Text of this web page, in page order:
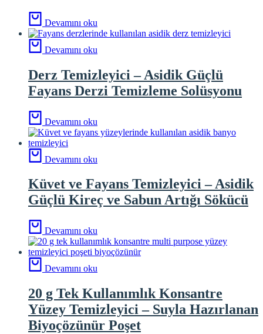
Devamını oku
Devamını oku
Derz Temizleyici – Asidik Güçlü
Fayans Derzi Temizleme Solüsyonu
Devamını oku
Devamını oku
Küvet ve Fayans Temizleyici – Asidik
Güçlü Kireç ve Sabun Artığı Sökücü
Devamını oku
Devamını oku
20 g Tek Kullanımlık Konsantre
Yüzey Temizleyici – Suyla Hazırlanan
Biyoçözünür Poşet